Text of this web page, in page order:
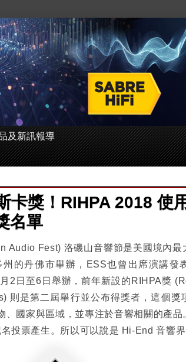
及新訊報導
卡獎！RIHPA 2018 使
名單
Audio Fest) 洛磯山音響節是美國境內最
的丹佛市舉辦，ESS也曾出席演講發
2日至6日舉辦，前年新設的RIHPA獎
則是第二屆舉行並公布得獎者，這個獎
、國家與區域，並專注於音響相關的產品
投票產生。所以可以說是 Hi-End 音響界